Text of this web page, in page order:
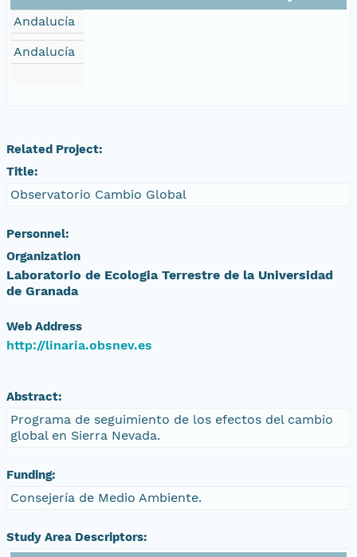
Andalucía
Andalucía
Related Project:
Title:
Observatorio Cambio Global
Personnel:
Organization
Laboratorio de Ecologia Terrestre de la Universidad
de Granada
Web Address
http://linaria.obsnev.es
Abstract:
Programa de seguimiento de los efectos del cambio
global en Sierra Nevada.
Funding:
Consejería de Medio Ambiente.
Study Area Descriptors: